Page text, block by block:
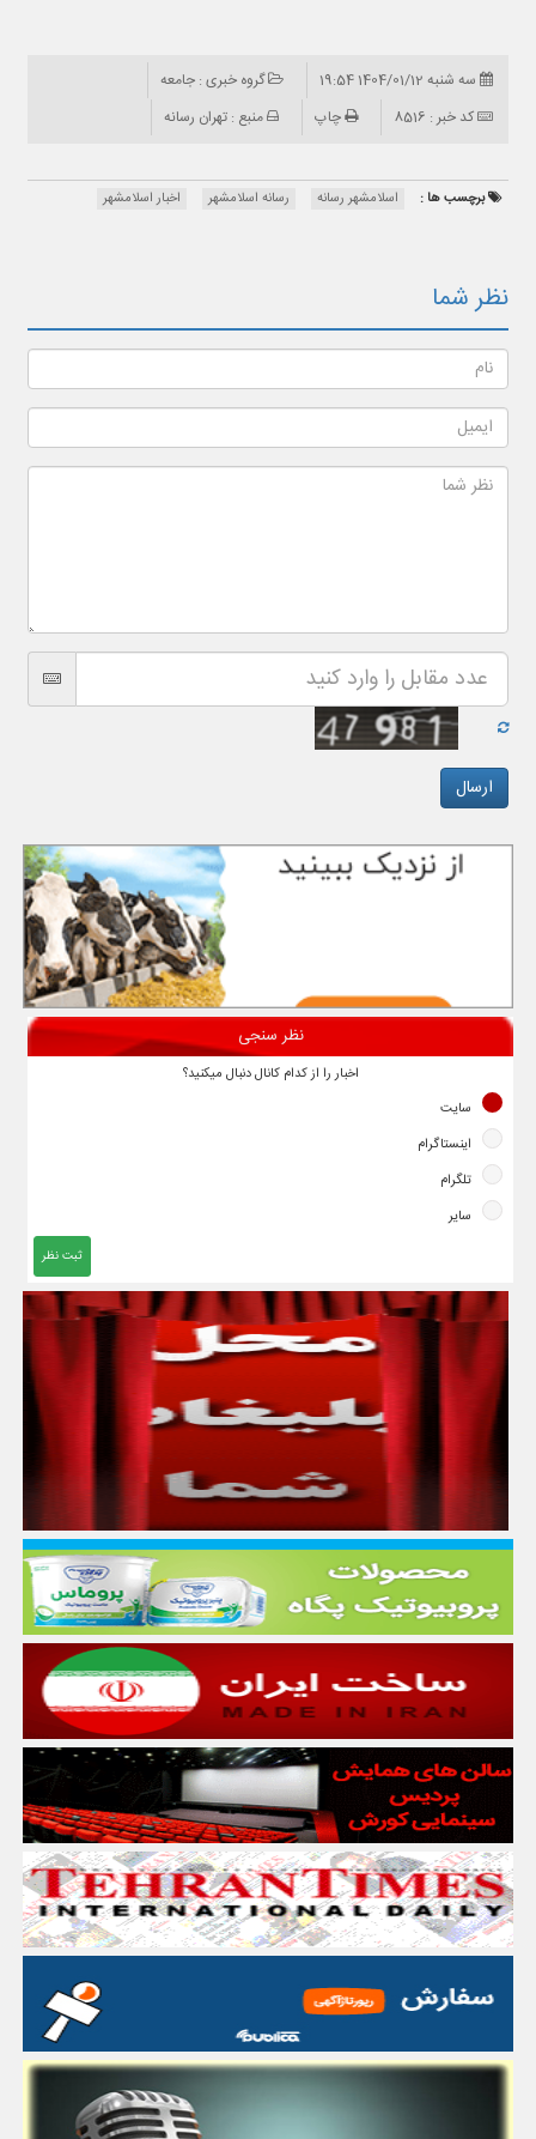
سه شنبه 1404/01/12 19:54
گروه خبری : جامعه
کد خبر : 8516
چاپ منبع : تهران رسانه
برچسب ها : اسلامشهر رسانه رسانه اسلامشهر اخبار اسلامشهر
نظر شما
نظر سنجی
اخبار را از کدام کانال دنبال میکنید؟
سایت
اینستاگرام
تلگرام
سایر
ثبت نظر